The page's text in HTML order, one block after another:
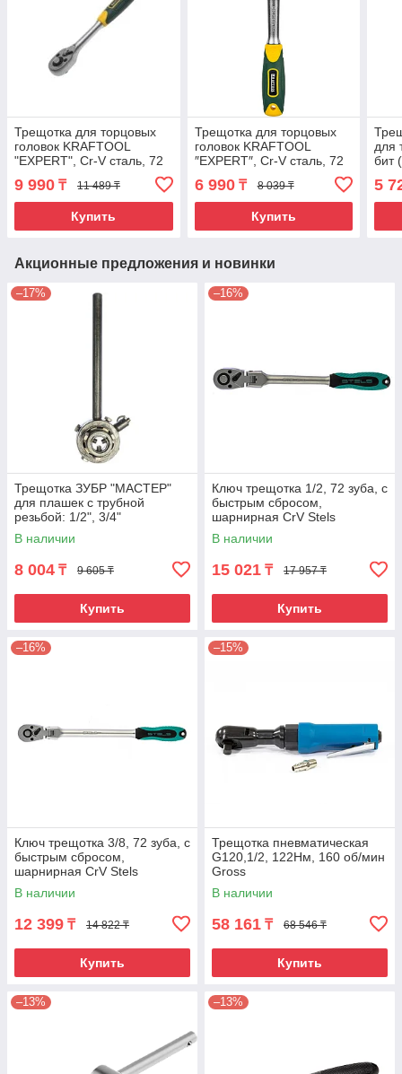
Трещотка для торцовых
головок KRAFTOOL
"EXPERT", Сr-V сталь, 72
зубца, 1/2"
9 990 ₸ 11 489 ₸
Купить
Трещотка для торцовых
головок KRAFTOOL
″EXPERT″, Сr-V сталь, 72
зубца, 1/4″
6 990₸ 8 039 ₸
Купить
для
бит
5
Акционные предложения и новинки
–17%
Трещотка ЗУБР "МАСТЕР"
для плашек с трубной
резьбой: 1/2", 3/4"
В наличии
8 004 ₸ 9 605 ₸
Купить
–16%
Ключ трещотка 1/2, 72 зуба, с
быстрым сбросом,
шарнирная СrV Stels
В наличии
15 021 ₸ 17 957 ₸
Купить
–16%
Ключ трещотка 3/8, 72 зуба, с
быстрым сбросом,
шарнирная СrV Stels
В наличии
12 399 ₸ 14 822 ₸
Купить
–15%
Трещотка пневматическая
G120,1/2, 122Нм, 160 об/мин
Gross
В наличии
58 161 ₸ 68 546 ₸
Купить
–13% –13%